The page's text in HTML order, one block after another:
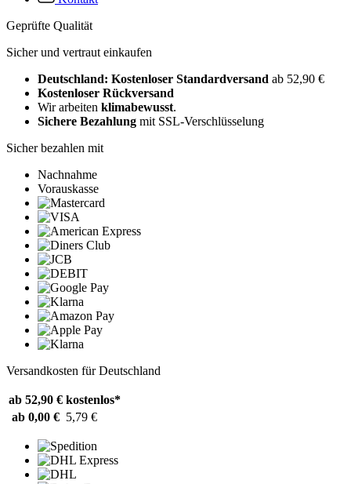
Geprüfte Qualität
Sicher und vertraut einkaufen
Deutschland: Kostenloser Standardversand ab 52,90 €
Kostenloser Rückversand
Wir arbeiten klimabewusst.
Sichere Bezahlung mit SSL-Verschlüsselung
Sicher bezahlen mit
Nachnahme
Vorauskasse
Versandkosten für Deutschland
ab 52,90 € kostenlos*
ab 0,00 € 5,79 €